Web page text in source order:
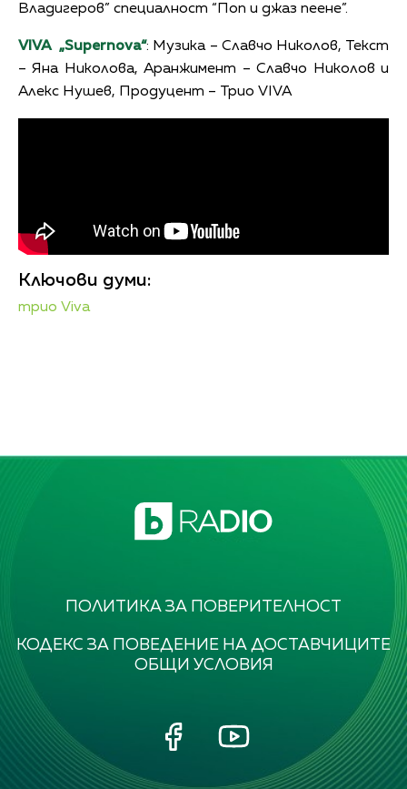
Владигеров” специалност “Поп и джаз пеене”.
VIVA „Supernova“: Музика – Славчо Николов, Текст
– Яна Николова, Аранжимент – Славчо Николов и
Алекс Нушев, Продуцент – Трио VIVA
Ключови думи:
трио Viva
ПОЛИТИКА ЗА ПОВЕРИТЕЛНОСТ
КОДЕКС ЗА ПОВЕДЕНИЕ НА ДОСТАВЧИЦИТЕ
ОБЩИ УСЛОВИЯ